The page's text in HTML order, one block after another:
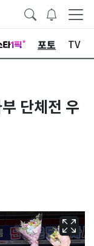
포토 TV
단체전 우